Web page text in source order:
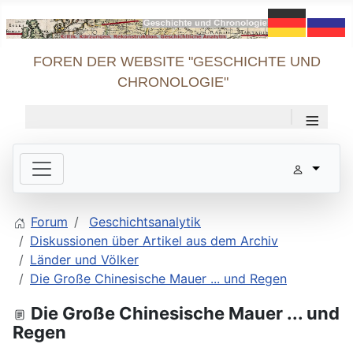
FOREN DER WEBSITE "GESCHICHTE UND
CHRONOLOGIE"
≡
Forum
Geschichtsanalytik
Diskussionen über Artikel aus dem Archiv
Länder und Völker
Die Große Chinesische Mauer ... und Regen
Die Große Chinesische Mauer ... und
Regen